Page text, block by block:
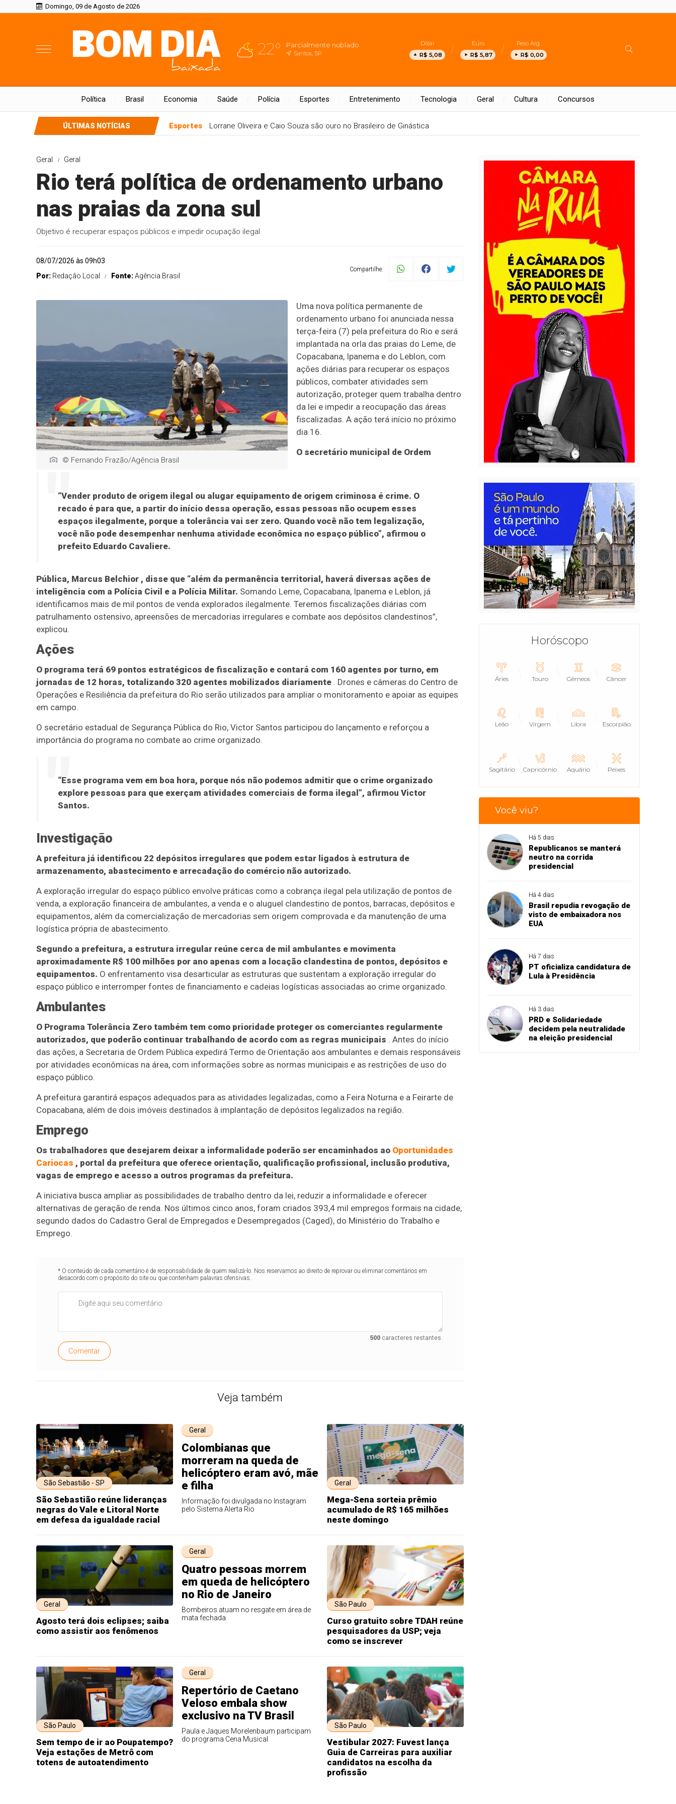
Domingo, 09 de Agosto de 2026
22° Parcialmente nublado
Santos, SP
Dólar
R$ 5,08
Euro
R$ 5,87
Peso Arg.
R$ 0,00
Política Brasil Economia Saúde Polícia Esportes Entretenimento Tecnologia Geral Cultura Concursos
ÚLTIMAS NOTÍCIAS Esportes Lorrane Oliveira e Caio Souza são ouro no Brasileiro de Ginástica
Geral Geral
Rio terá política de ordenamento urbano
nas praias da zona sul
Objetivo é recuperar espaços públicos e impedir ocupação ilegal
08/07/2026 às 09h03
Por: Redaçâo Local Fonte:Agência Brasil
Compartilhe:
© Fernando Frazão/Agência Brasil
Uma nova política permanente de
ordenamento urbano foi anunciada nessa
terça-feira (7) pela prefeitura do Rio e será
implantada na orla das praias do Leme, de
Copacabana, Ipanema e do Leblon, com
ações diárias para recuperar os espaços
públicos, combater atividades sem
autorização, proteger quem trabalha dentro
da lei e impedir a reocupação das áreas
fiscalizadas. A ação terá início no próximo
dia 16.
“Vender produto de origem ilegal ou alugar equipamento de origem criminosa é crime. O
recado é para que, a partir do início dessa operação, essas pessoas não ocupem esses
espaços ilegalmente, porque a tolerância vai ser zero. Quando você não tem legalização,
você não pode desempenhar nenhuma atividade econômica no espaço público”, afirmou o
prefeito Eduardo Cavaliere.
O secretário municipal de Ordem
Pública, Marcus Belchior , disse que “além da permanência territorial, haverá diversas ações de
inteligência com a Polícia Civil e a Polícia Militar. Somando Leme, Copacabana, Ipanema e Leblon, já
identificamos mais de mil pontos de venda explorados ilegalmente. Teremos fiscalizações diárias com
patrulhamento ostensivo, apreensões de mercadorias irregulares e combate aos depósitos clandestinos”,
explicou.
Ações
O programa terá 69 pontos estratégicos de fiscalização e contará com 160 agentes por turno, em
jornadas de 12 horas, totalizando 320 agentes mobilizados diariamente . Drones e câmeras do Centro de
Operações e Resiliência da prefeitura do Rio serão utilizados para ampliar o monitoramento e apoiar as equipes
em campo.
O secretário estadual de Segurança Pública do Rio, Victor Santos participou do lançamento e reforçou a
importância do programa no combate ao crime organizado.
“Esse programa vem em boa hora, porque nós não podemos admitir que o crime organizado
explore pessoas para que exerçam atividades comerciais de forma ilegal”, afirmou Victor
Santos.
Investigação
A prefeitura já identificou 22 depósitos irregulares que podem estar ligados à estrutura de
armazenamento, abastecimento e arrecadação do comércio não autorizado.
A exploração irregular do espaço público envolve práticas como a cobrança ilegal pela utilização de pontos de
venda, a exploração financeira de ambulantes, a venda e o aluguel clandestino de pontos, barracas, depósitos e
equipamentos, além da comercialização de mercadorias sem origem comprovada e da manutenção de uma
logística própria de abastecimento.
Segundo a prefeitura, a estrutura irregular reúne cerca de mil ambulantes e movimenta
aproximadamente R$ 100 milhões por ano apenas com a locação clandestina de pontos, depósitos e
equipamentos. O enfrentamento visa desarticular as estruturas que sustentam a exploração irregular do
espaço público e interromper fontes de financiamento e cadeias logísticas associadas ao crime organizado.
Ambulantes
O Programa Tolerância Zero também tem como prioridade proteger os comerciantes regularmente
autorizados, que poderão continuar trabalhando de acordo com as regras municipais . Antes do início
das ações, a Secretaria de Ordem Pública expedirá Termo de Orientação aos ambulantes e demais responsáveis
por atividades econômicas na área, com informações sobre as normas municipais e as restrições de uso do
espaço público.
A prefeitura garantirá espaços adequados para as atividades legalizadas, como a Feira Noturna e a Feirarte de
Copacabana, além de dois imóveis destinados à implantação de depósitos legalizados na região.
Emprego
Os trabalhadores que desejarem deixar a informalidade poderão ser encaminhados ao Oportunidades
Cariocas , portal da prefeitura que oferece orientação, qualificação profissional, inclusão produtiva,
vagas de emprego e acesso a outros programas da prefeitura.
A iniciativa busca ampliar as possibilidades de trabalho dentro da lei, reduzir a informalidade e oferecer
alternativas de geração de renda. Nos últimos cinco anos, foram criados 393,4 mil empregos formais na cidade,
segundo dados do Cadastro Geral de Empregados e Desempregados (Caged), do Ministério do Trabalho e
Emprego.
* O conteúdo de cada comentário é de responsabilidade de quem realizá-lo. Nos reservamos ao direito de reprovar ou eliminar comentários em
desacordo com o propósito do site ou que contenham palavras ofensivas.
500caracteres restantes.
Comentar
Veja também
São Sebastião - SP
São Sebastião reúne lideranças
negras do Vale e Litoral Norte
em defesa da igualdade racial
Geral
Colombianas que
morreram na queda de
helicóptero eram avó, mãe
e filha
Informação foi divulgada no Instagram
pelo Sistema Alerta Rio
Geral
Mega-Sena sorteia prêmio
acumulado de R$ 165 milhões
neste domingo
Geral
Agosto terá dois eclipses; saiba
como assistir aos fenômenos
Geral
Quatro pessoas morrem
em queda de helicóptero
no Rio de Janeiro
Bombeiros atuam no resgate em área de
mata fechada
São Paulo
Curso gratuito sobre TDAH reúne
pesquisadores da USP; veja
como se inscrever
São Paulo
Sem tempo de ir ao Poupatempo?
Veja estações de Metrô com
totens de autoatendimento
Geral
Repertório de Caetano
Veloso embala show
exclusivo na TV Brasil
Paula e Jaques Morelenbaum participam
do programa Cena Musical
São Paulo
Vestibular 2027: Fuvest lança
Guia de Carreiras para auxiliar
candidatos na escolha da
profissão
Horóscopo
Áries Touro Gêmeos Câncer
Leão Virgem Libra Escorpião
Sagitário Capricórnio Aquário Peixes
Você viu?
Há 5 dias
Republicanos se manterá
neutro na corrida
presidencial
Há 4 dias
Brasil repudia revogação de
visto de embaixadora nos
EUA
Há 7 dias
PT oficializa candidatura de
Lula à Presidência
Há 3 dias
PRD e Solidariedade
decidem pela neutralidade
na eleição presidencial